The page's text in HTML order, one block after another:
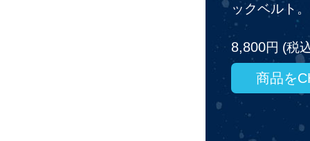
ックベルト。
8,800円 (税
商品を